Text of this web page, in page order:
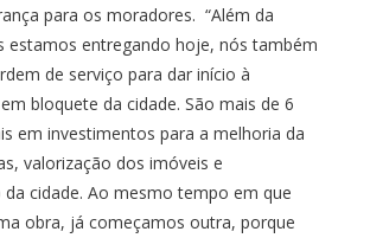
para os moradores. “Além da
estamos entregando hoje, nós também
de serviço para dar início à
bloquete da cidade. São mais de 6
em investimentos para a melhoria da
valorização dos imóveis e
cidade. Ao mesmo tempo em que
obra, já começamos outra, porque